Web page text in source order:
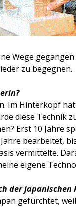
Wege gegangen
zu begegnen.
Im Hinterkopf
diese Technik
Erst 10 Jahre
bearbeitet,
vermittelte.
eigene
der japanischen
gefürchtet,